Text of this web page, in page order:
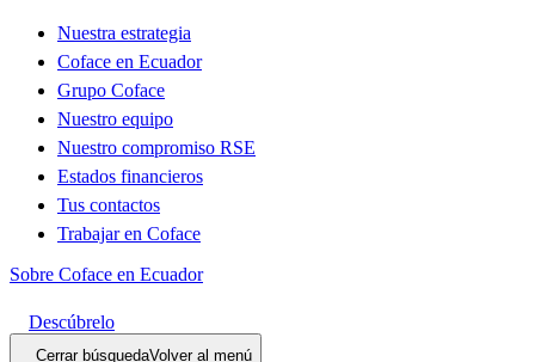
Nuestra estrategia
Coface en Ecuador
Grupo Coface
Nuestro equipo
Nuestro compromiso RSE
Estados financieros
Tus contactos
Trabajar en Coface
Sobre Coface en Ecuador
Descúbrelo
Cerrar búsquedaVolver al menú